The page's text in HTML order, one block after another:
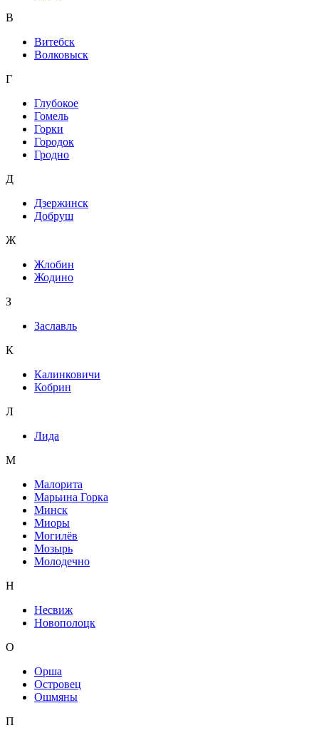
В
Витебск
Волковыск
Г
Глубокое
Гомель
Горки
Городок
Гродно
Д
Дзержинск
Добруш
Ж
Жлобин
Жодино
З
Заславль
К
Калинковичи
Кобрин
Л
Лида
М
Малорита
Марьина Горка
Минск
Миоры
Могилёв
Мозырь
Молодечно
Н
Несвиж
Новополоцк
О
Орша
Островец
Ошмяны
П